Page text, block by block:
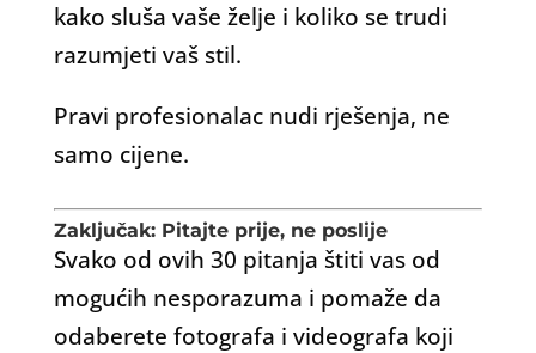
kako sluša vaše želje i koliko se trudi
razumjeti vaš stil.
Pravi profesionalac nudi rješenja, ne
samo cijene.
Zaključak: Pitajte prije, ne poslije
Svako od ovih 30 pitanja štiti vas od
mogućih nesporazuma i pomaže da
odaberete fotografa i videografa koji